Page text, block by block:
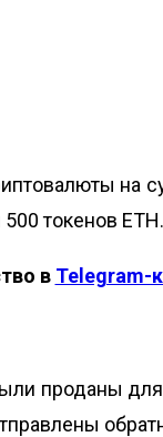
токенов ETH.
в Telegram-
проданы